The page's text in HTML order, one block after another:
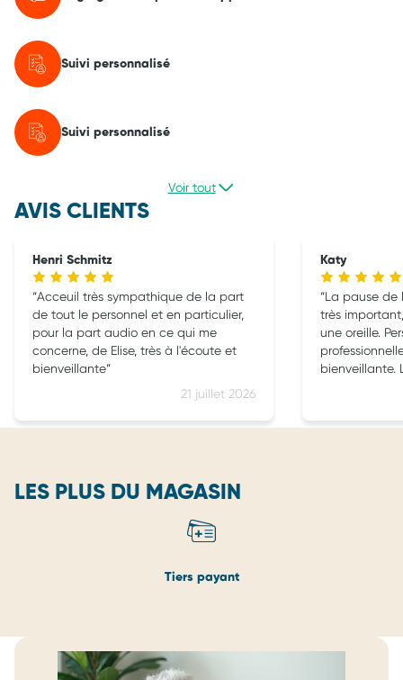
Suivi personnalisé
Suivi personnalisé
Voir tout
AVIS CLIENTS
Henri Schmitz
21 juillet 2026
Acceuil très sympathique de la part
de tout le personnel et en particulier,
pour la part audio en ce qui me
concerne, de Elise, très à l'écoute et
bienveillante
Katy
La pause
très
une oreille.
bienveillante.
LES PLUS DU MAGASIN
Tiers payant